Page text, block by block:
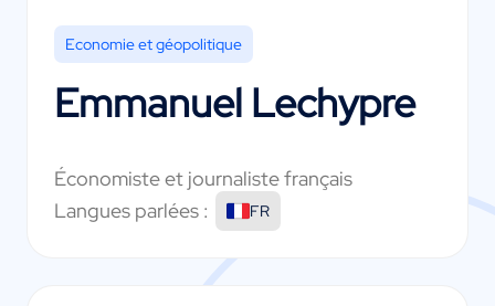
Economie et géopolitique
Emmanuel Lechypre
Économiste et journaliste français
Langues parlées :
FR